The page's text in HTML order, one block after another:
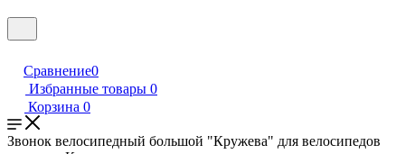
Сравнение0
Избранные товары 0
Корзина 0
Звонок велосипедный большой "Кружева" для велосипедов